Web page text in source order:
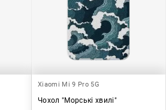
Xiaomi Mi 9 Pro 5G
Чохол "Морські хвилі"